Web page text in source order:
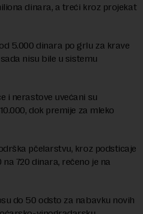
dinara, a treći kroz projekat
5.000 dinara po grlu za krave
nisu bile u sistemu
i nerastove uvećani su
dok premije za mleko
pčelarstvu, kroz podsticaje
720 dinara, rečeno je na
do 50 odsto za nabavku novih